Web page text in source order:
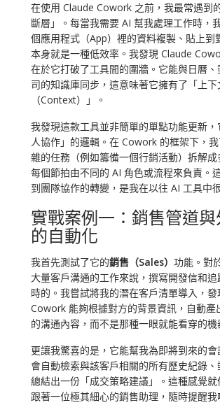
在使用 Claude Cowork 之前，我最常遇到
斷層」。每當我需要 AI 幫我處理工作時，
個應用程式（App）裡的資料複製、貼上到
本身就是一種低效率。我發現 Claude
在於它打破了工具間的圍牆。它能與日曆
司的知識庫同步，這意味著它擁有了「上下
（Context）」。
我發現這款工具並非簡單的單點功能更新
人協作」的邏輯。在 Cowork 的框架下，
雜的任務（例如籌備一個行銷活動）拆解成
每個節拍由不同的 AI 角色或流程來負責。
到團隊協作的轉變，是我在以往 AI 工具中
實戰案例一：銷售管道
的自動化
我首先測試了它的銷售（Sales） 功能。對
大量客戶溝通的工作來說，撰寫開發信和
時的。我嘗試將我的潛在客戶清單導入，發
Cowork 能夠根據對方的背景資訊，自動產
的溝通內容，而不是那種一眼就能看穿的機
更讓我驚喜的是，它能幫我為即將到來的
會自動檢索與該客戶相關的所有歷史紀錄
總結出一份「成交策略建議」。這種感覺
跟著一位極其細心的銷售助理，隨時提醒